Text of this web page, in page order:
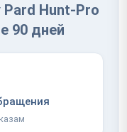
Pard Hunt-Pro
90 дней